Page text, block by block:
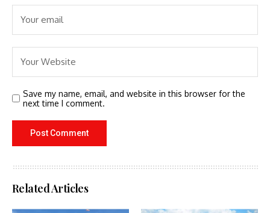
Save my name, email, and website in this browser for the
next time I comment.
Related Articles